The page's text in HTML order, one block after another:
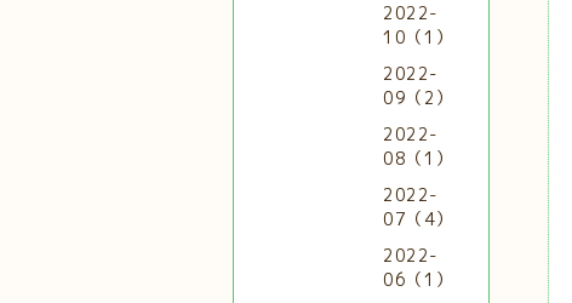
2022-
10（1）
2022-
09（2）
2022-
08（1）
2022-
07（4）
2022-
06（1）